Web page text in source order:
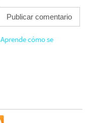
Aprende cómo se